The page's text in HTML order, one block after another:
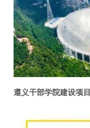
遵义干部学院建设项目